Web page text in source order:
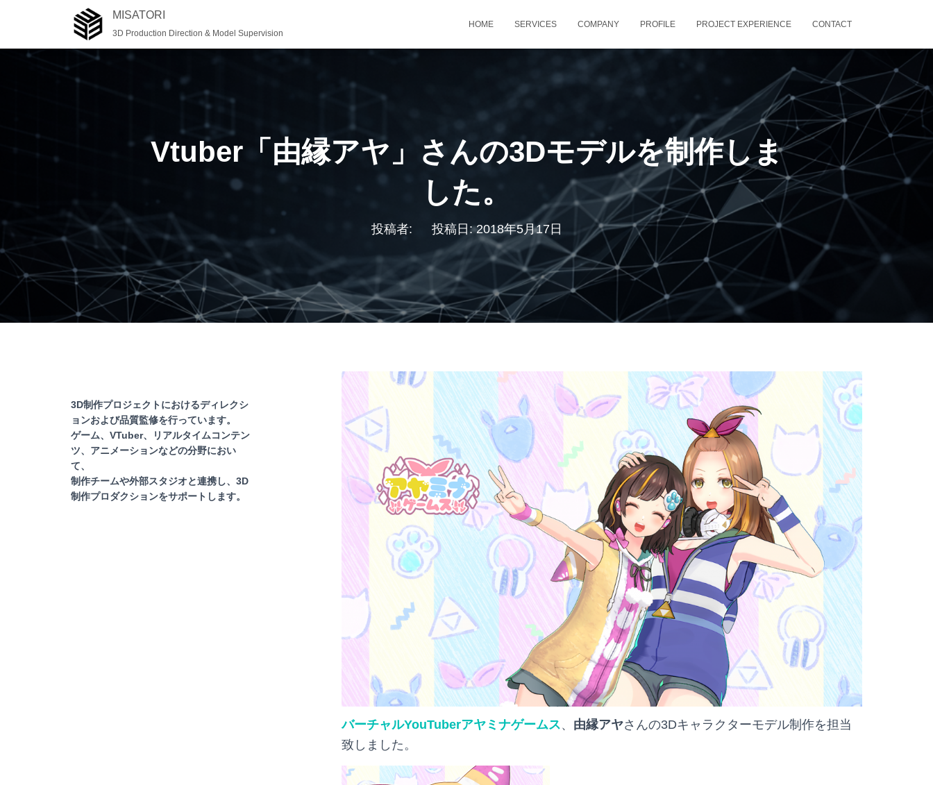
MISATORI
3D Production Direction & Model Supervision
HOME SERVICES COMPANY PROFILE PROJECT EXPERIENCE CONTACT
Vtuber「由縁アヤ」さんの3Dモデルを制作しま
した。
投稿者: 投稿日:2018年5月17日
3D制作プロジェクトにおけるディレクシ
ョンおよび品質監修を行っています。
ゲーム、VTuber、リアルタイムコンテン
ツ、アニメーションなどの分野におい
て、
制作チームや外部スタジオと連携し、3D
制作プロダクションをサポートします。
バーチャルYouTuberアヤミナゲームス、 由縁アヤさんの3Dキャラクターモデル制作を担当
致しました。